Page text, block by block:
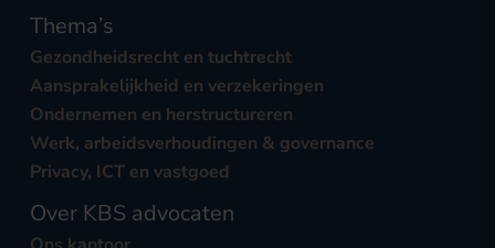
Thema’s
Gezondheidsrecht en tuchtrecht
Aansprakelijkheid en verzekeringen
Ondernemen en herstructureren
Werk, arbeidsverhoudingen & governance
Privacy, ICT en vastgoed
Over KBS advocaten